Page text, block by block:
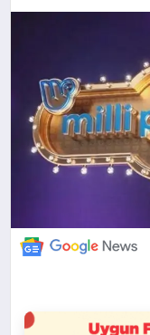
BILIM VE TEKNOLOJI
OTOMOBIL
KÜNYE